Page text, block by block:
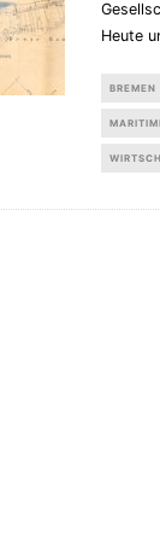
Heute
BREMEN